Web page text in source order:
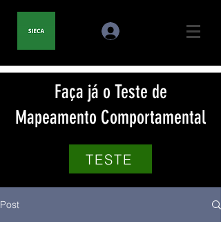
Faça já o Teste de
Mapeamento Comportamental
TESTE
Post